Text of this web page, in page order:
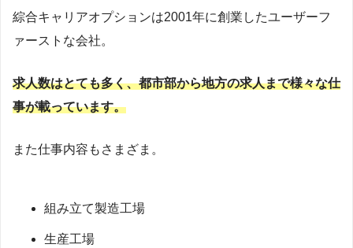
綜合キャリアオプションは2001年に創業したユーザーフ
ァーストな会社。
求人数はとても多く、都市部から地方の求人まで様々な仕
事が載っています。
また仕事内容もさまざま。
組み立て製造工場
生産工場